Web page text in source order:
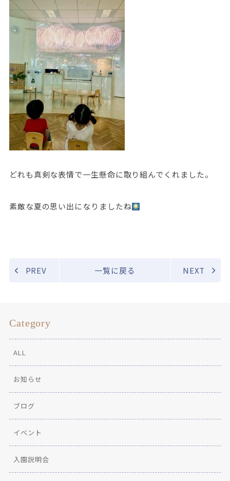
どれも真剣な表情で一生懸命に取り組んでくれました。
素敵な夏の思い出になりましたね
PREV 一覧に戻る NEXT
Category
ALL
お知らせ
ブログ
イベント
入園説明会